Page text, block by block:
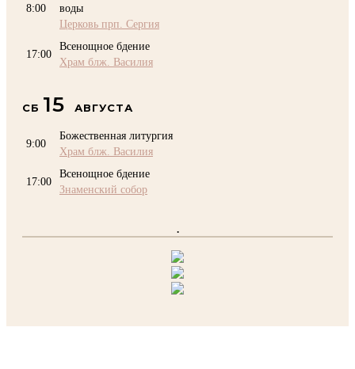
8:00
воды
Церковь прп. Сергия
17:00
Всенощное бдение
Храм блж. Василия
СБ 15 АВГУСТА
9:00
Божественная литургия
Храм блж. Василия
17:00
Всенощное бдение
Знаменский собор
.